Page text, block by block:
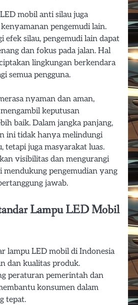
mobil anti silau juga
pengemudi lain.
efek silau, pengemudi lain dapat
dan fokus pada jalan. Hal
lingkungan berkendara
semua pengguna.
nyaman dan aman,
keputusan
baik. Dalam jangka panjang,
ini tidak hanya melindungi
tetapi juga masyarakat luas.
visibilitas dan mengurangi
mendukung pengemudian yang
jawab.
Lampu LED Mobil
lampu LED mobil di Indonesia
dan kualitas produk.
peraturan pemerintah dan
konsumen dalam
tepat.